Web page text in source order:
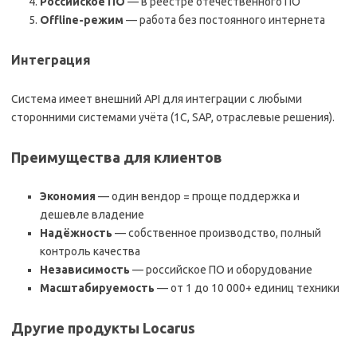
Offline-режим — работа без постоянного интернета
Интеграция
Система имеет внешний API для интеграции с любыми
сторонними системами учёта (1С, SAP, отраслевые решения).
Преимущества для клиентов
Экономия— один вендор = проще поддержка и
дешевле владение
Надёжность — собственное производство, полный
контроль качества
Независимость — российское ПО и оборудование
Масштабируемость — от 1 до 10 000+ единиц техники
Другие продукты Locarus